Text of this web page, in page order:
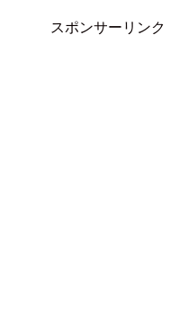
スポンサーリンク